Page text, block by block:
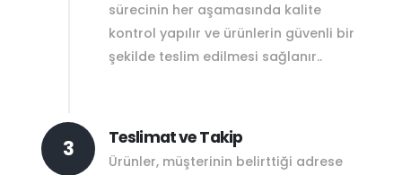
sürecinin her aşamasında kalite
kontrol yapılır ve ürünlerin güvenli bir
şekilde teslim edilmesi sağlanır..
3 Teslimat ve Takip
Ürünler, müşterinin belirttiği adrese